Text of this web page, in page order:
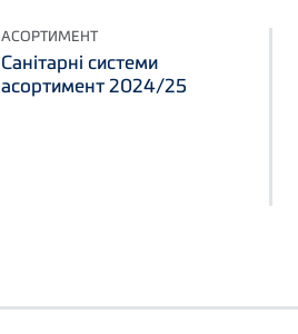
АСОРТИМЕНТ
Санітарні системи
асортимент 2024/25